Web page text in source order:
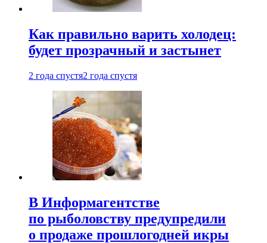
Как правильно варить холодец:
будет прозрачный и застынет
2 года спустя2 года спустя
В Информагентстве
по рыболовству предупредили
о продаже прошлогодней икры